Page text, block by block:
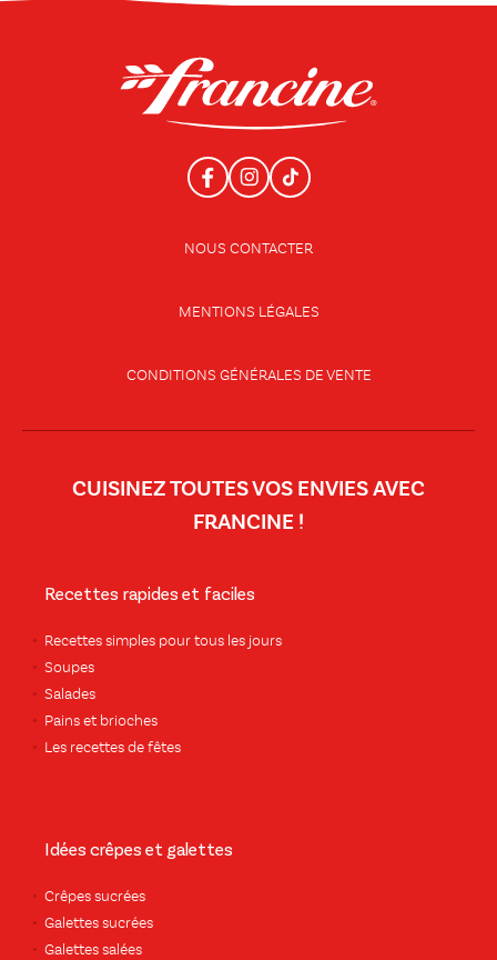
NOUS CONTACTER
MENTIONS LÉGALES
CONDITIONS GÉNÉRALES DE VENTE
CUISINEZ TOUTES VOS ENVIES AVEC
FRANCINE !
Recettes rapides et faciles
Recettes simples pour tous les jours
Soupes
Salades
Pains et brioches
Les recettes de fêtes
Idées crêpes et galettes
Crêpes sucrées
Galettes sucrées
Galettes salées